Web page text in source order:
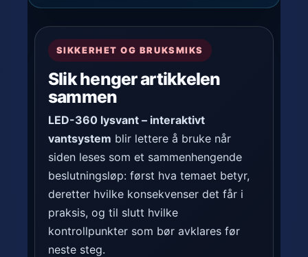
SIKKERHET OG BRUKSMIKS
Slik henger artikkelen
sammen
LED-360 lysvant – interaktivt
vantsystem blir lettere å bruke når
siden leses som et sammenhengende
beslutningsløp: først hva temaet betyr,
deretter hvilke konsekvenser det får i
praksis, og til slutt hvilke
kontrollpunkter som bør avklares før
neste steg.